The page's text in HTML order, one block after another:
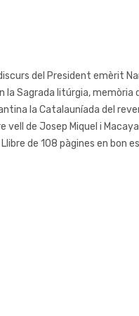
del President emèrit
la Sagrada litúrgia, memòria
la Catalauníada del
vell de Josep Miquel i
de 108 pàgines en bon